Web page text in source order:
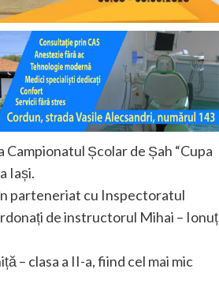
Școlar de Șah “Cupa
Iași.
parteneriat cu Inspectoratul
de instructorul Mihai – Ionuț
– clasa a II-a, fiind cel mai mic